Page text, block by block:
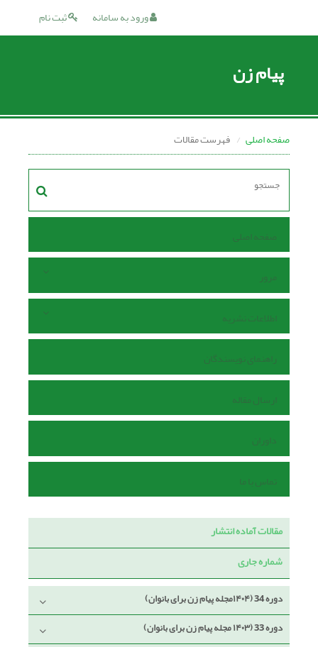
ثبت نام ورود به سامانه
پیام زن
صفحه اصلی فهرست مقالات
صفحه اصلی
مرور
اطلاعات نشریه
راهنمای نویسندگان
ارسال مقاله
داوران
تماس با ما
مقالات آماده انتشار
شماره جاری
دوره 34 (۱۴۰۴مجله پیام زن برای بانوان)
دوره 33 (۱۴۰۳ مجله پیام زن برای بانوان)